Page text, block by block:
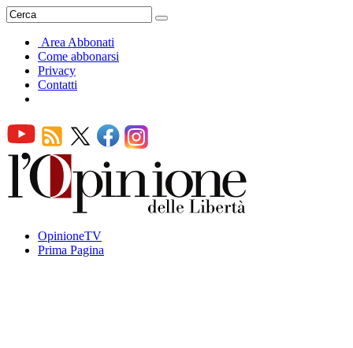
Area Abbonati
Come abbonarsi
Privacy
Contatti
OpinioneTV
Prima Pagina